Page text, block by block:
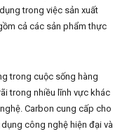
trong việc sản xuất
cả các sản phẩm thực
trong cuộc sống hàng
trong nhiều lĩnh vực khác
Carbon cung cấp cho
công nghệ hiện đại và